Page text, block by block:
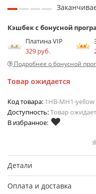
Кэшбек с бонусной
Платина VIP
329 руб.
Подробнее о бонусной
Товар ожидается
Код товара: 1HB-MH1-yellow
Доступность:Товар
В избранное:
Детали
Оплата и доставка